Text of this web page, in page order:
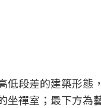
低段差的建築形態
坐禪室；最下方為